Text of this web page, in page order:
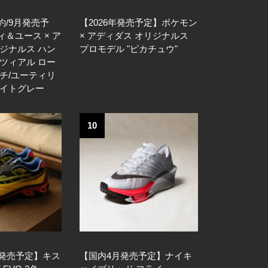
/9月発売予
＆ユース × ア
ナルス ハン
ィアル ロー
/ユーティリ
トグレー
【2026年発売予定】ポケモン
× アディダス オリジナルス
プロモデル "ピカチュウ"
売予定】キス
10
【国内4月発売予定】ナイキ